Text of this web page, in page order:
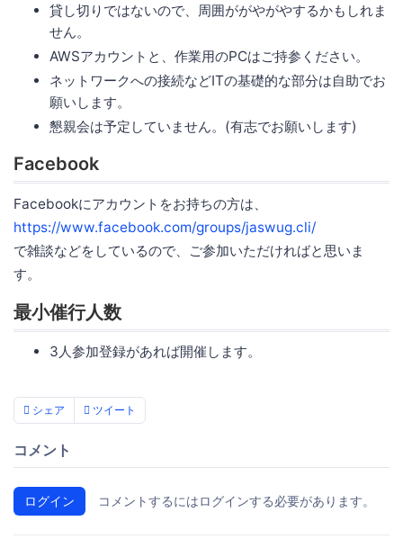
貸し切りではないので、周囲ががやがやするかもしれま
せん。
AWSアカウントと、作業用のPCはご持参ください。
ネットワークへの接続などITの基礎的な部分は自助でお
願いします。
懇親会は予定していません。(有志でお願いします)
Facebook
Facebookにアカウントをお持ちの方は、
https://www.facebook.com/groups/jaswug.cli/
で雑談などをしているので、ご参加いただければと思いま
す。
最小催行人数
3人参加登録があれば開催します。
シェア ツイート
コメント
ログイン コメントするにはログインする必要があります。